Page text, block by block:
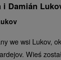
i Damián
we wsi Lukov,
Wieś